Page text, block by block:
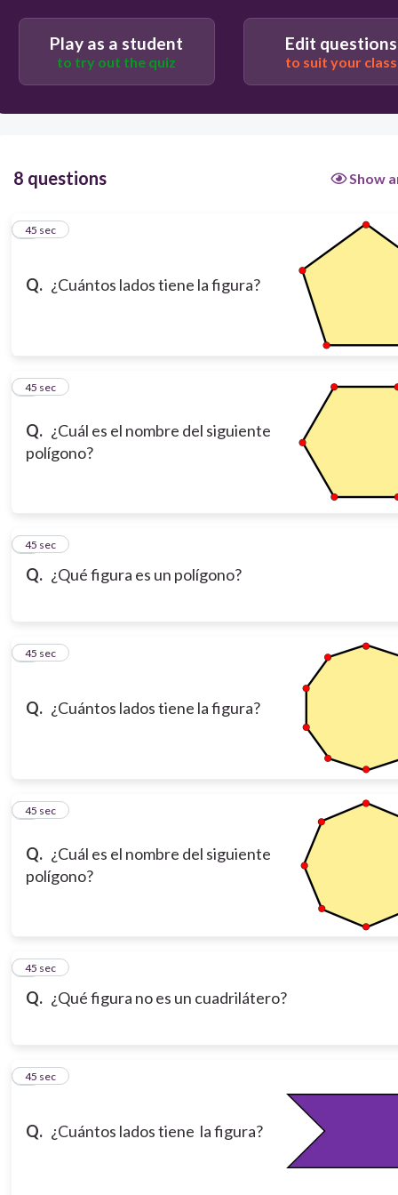
Play as a student
to try out the quiz
Edit questions
to suit your class
8 questions Show
Q. ¿Cuántos lados tiene la figura?
1
45 sec
Q. ¿Cuál es el nombre del siguiente
polígono?
2
45 sec
Q. ¿Qué figura es un polígono?
3
45 sec
Q. ¿Cuántos lados tiene la figura?
4
45 sec
Q. ¿Cuál es el nombre del siguiente
polígono?
5
45 sec
Q. ¿Qué figura no es un cuadrilátero?
6
45 sec
Q. ¿Cuántos lados tiene la figura?
7
45 sec